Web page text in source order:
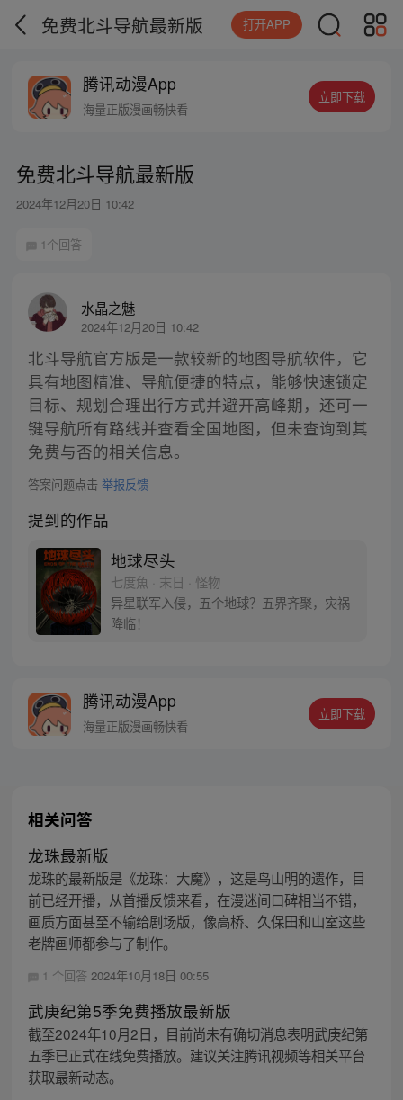
免费北斗导航最新版 打开APP
腾讯动漫App
海量正版漫画畅快看
立即下载
免费北斗导航最新版
2024年12月20日 10:42
1个回答
水晶之魅
2024年12月20日 10:42
北斗导航官方版是一款较新的地图导航软件，它
具有地图精准、导航便捷的特点，能够快速锁定
目标、规划合理出行方式并避开高峰期，还可一
键导航所有路线并查看全国地图，但未查询到其
免费与否的相关信息。
答案问题点击 举报反馈
提到的作品
地球尽头
七度魚 · 末日 · 怪物
异星联军入侵，五个地球？五界齐聚，灾祸
降临！
腾讯动漫App
海量正版漫画畅快看
立即下载
相关问答
龙珠最新版
龙珠的最新版是《龙珠：大魔》，这是鸟山明的遗作，目
前已经开播，从首播反馈来看，在漫迷间口碑相当不错，
画质方面甚至不输给剧场版，像高桥、久保田和山室这些
老牌画师都参与了制作。
1 个回答 2024年10月18日 00:55
武庚纪第5季免费播放最新版
截至2024年10月2日，目前尚未有确切消息表明武庚纪第
五季已正式在线免费播放。建议关注腾讯视频等相关平台
获取最新动态。